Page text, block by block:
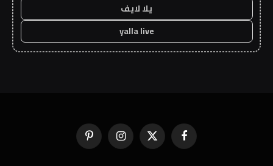
يلا لايف
yalla live
فيسبوك X
(Twitter)
الانستغرامبينتيريست